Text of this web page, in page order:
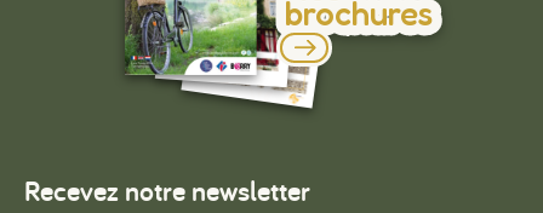
brochures
Recevez notre newsletter